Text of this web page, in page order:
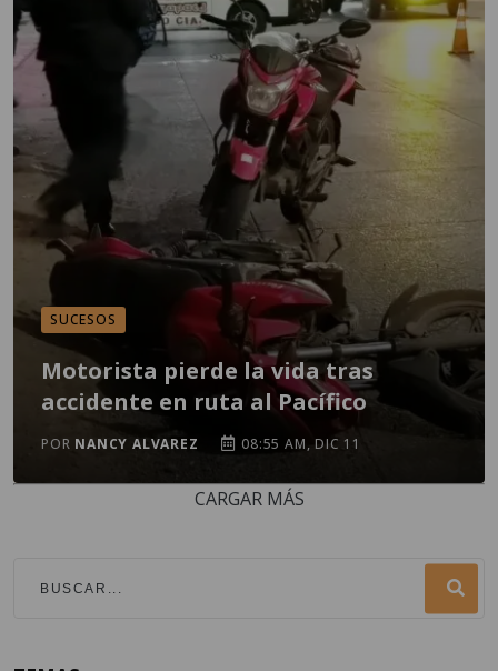
SUCESOS
Motorista pierde la vida tras
accidente en ruta al Pacífico
POR NANCY ALVAREZ 08:55 AM, DIC 11
CARGAR MÁS